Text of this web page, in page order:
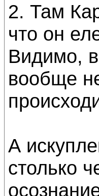
2. Там
что он
Видимо,
вообще
А
столько